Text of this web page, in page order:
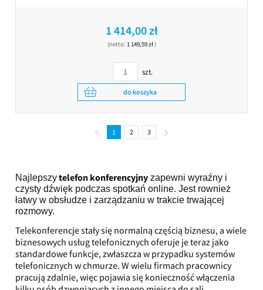
1 414,00 zł
(netto: 1 149,59 zł)
szt.
do koszyka
1 2 3
Najlepszytelefon konferencyjny zapewni wyraźny i
czysty dźwięk podczas spotkań online. Jest rownież
łatwy w obsłudze i zarządzaniu w trakcie trwającej
rozmowy.
Telekonferencje stały się normalną częścią biznesu, a wiele
biznesowych usług telefonicznych oferuje je teraz jako
standardowe funkcje, zwłaszcza w przypadku systemów
telefonicznych w chmurze. W wielu firmach pracownicy
pracują zdalnie, więc pojawia się konieczność włączenia